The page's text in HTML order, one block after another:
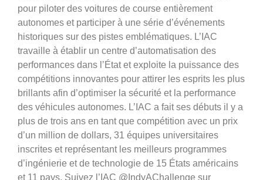
pour piloter des voitures de course entièrement
autonomes et participer à une série d’événements
historiques sur des pistes emblématiques. L’IAC
travaille à établir un centre d’automatisation des
performances dans l’État et exploite la puissance des
compétitions innovantes pour attirer les esprits les plus
brillants afin d’optimiser la sécurité et la performance
des véhicules autonomes. L’IAC a fait ses débuts il y a
plus de trois ans en tant que compétition avec un prix
d’un million de dollars, 31 équipes universitaires
inscrites et représentant les meilleurs programmes
d’ingénierie et de technologie de 15 États américains
et 11 pays. Suivez l’IAC @IndyAChallenge sur